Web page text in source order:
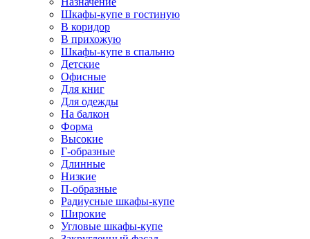
Шкафы-купе в гостиную
В коридор
В прихожую
Шкафы-купе в спальню
Детские
Офисные
Для книг
Для одежды
На балкон
Форма
Высокие
Г-образные
Длинные
Низкие
П-образные
Радиусные шкафы-купе
Широкие
Угловые шкафы-купе